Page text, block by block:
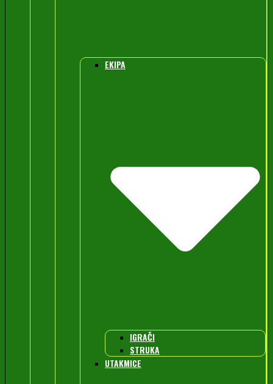
EKIPA
IGRAČI
STRUKA
UTAKMICE